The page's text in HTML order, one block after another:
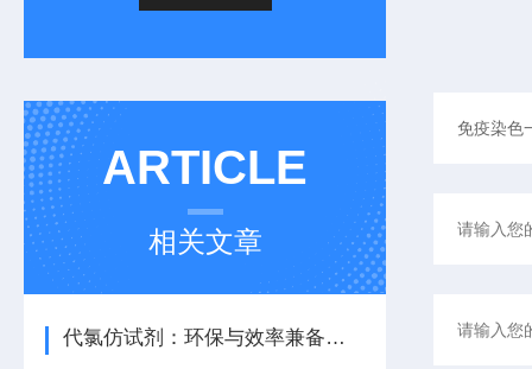
ARTICLE
相关文章
代氯仿试剂：环保与效率兼备的理想选择